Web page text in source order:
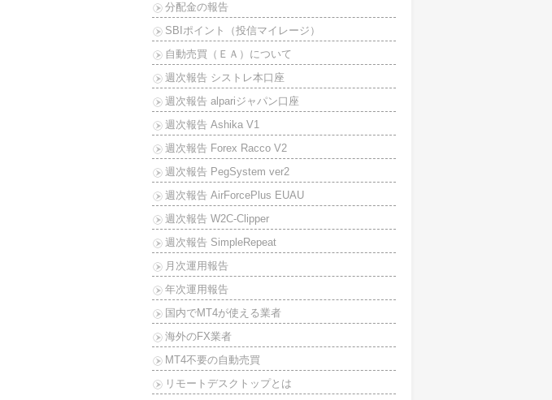
分配金の報告
SBIポイント（投信マイレージ）
自動売買（ＥＡ）について
週次報告 シストレ本口座
週次報告 alpariジャパン口座
週次報告 Ashika V1
週次報告 Forex Racco V2
週次報告 PegSystem ver2
週次報告 AirForcePlus EUAU
週次報告 W2C-Clipper
週次報告 SimpleRepeat
月次運用報告
年次運用報告
国内でMT4が使える業者
海外のFX業者
MT4不要の自動売買
リモートデスクトップとは